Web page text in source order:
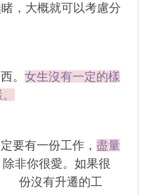
，大概就可以考慮分
。 女生沒有一定的樣
要有一份工作， 盡量
除非你很愛。如果很
份沒有升遷的工